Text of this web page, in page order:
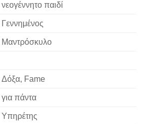
νεογέννητο παιδί
Γεννημένος
Μαντρόσκυλο
Δόξα, Fame
για πάντα
Υπηρέτης